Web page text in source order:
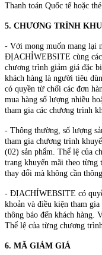
Thanh toán Quốc tế hoặc
5. CHƯƠNG TRÌNH
- Với mong muốn mang lại
ĐỊACHỈWEBSITE cùng các
chương trình giảm giá đặc
khách hàng là người tiêu
có quyền từ chối các đơn
mua hàng số lượng nhiều
tham gia các chương trình
- Thông thường, số lượng
tham gia chương trình
(02) sản phẩm. Thể lệ của
trang khuyến mãi theo từng
thay đổi mà không cần
- ĐỊACHỈWEBSITE có
khoản và điều kiện tham
thông báo đến khách hàng.
Thể lệ của từng chương
6. MÃ GIẢM GIÁ